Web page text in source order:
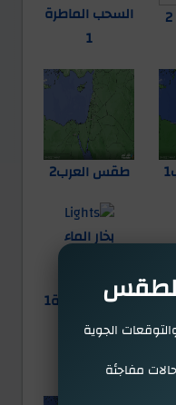
السحب الماطرة
1
طقس العرب2
بخار الماء
الكتل الهوائية1
مرئي 1
الجوية
مفاجئة